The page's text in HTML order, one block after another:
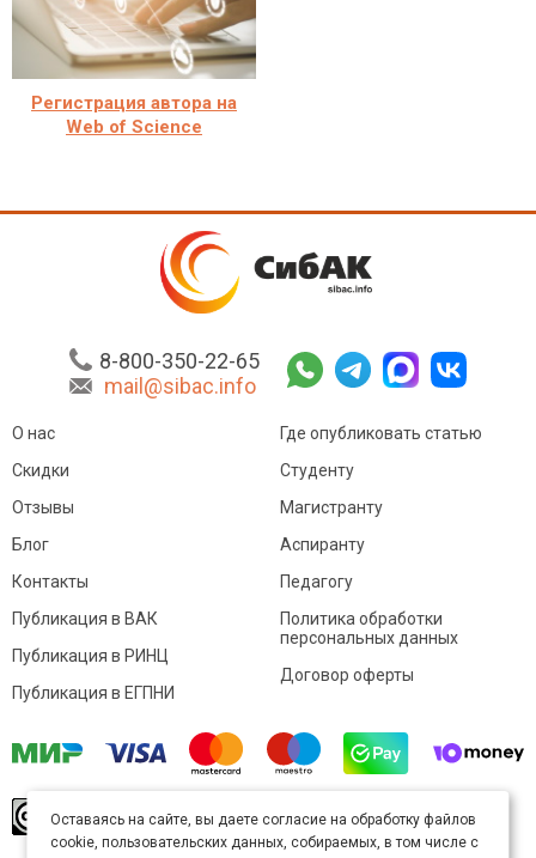
Регистрация автора на
Web of Science
8-800-350-22-65
mail@sibac.info
О нас
Скидки
Отзывы
Блог
Контакты
Где опубликовать статью
Студенту
Магистранту
Аспиранту
Педагогу
Публикация в ВАК
Публикация в РИНЦ
Публикация в ЕГПНИ
Политика обработки
персональных данных
Договор оферты
произведение доступно полицензии Creative
Commons «Attribution» («Атрибуция») 4.0
Оставаясь на сайте, вы даете согласие на обработку файлов
cookie, пользовательских данных, собираемых, в том числе с